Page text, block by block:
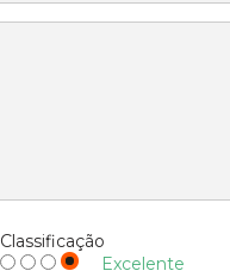
Classificação
Excelente